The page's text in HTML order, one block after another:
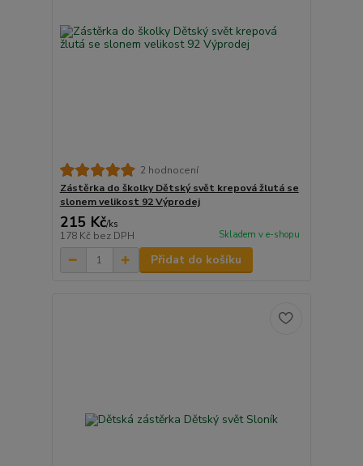
2 hodnocení
Zástěrka do školky Dětský svět krepová žlutá se
slonem velikost 92 Výprodej
215 Kč/ks
178 Kč bez DPH Skladem v e-shopu
Přidat do košíku